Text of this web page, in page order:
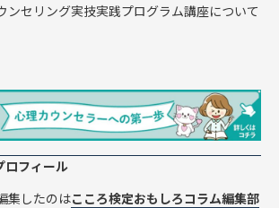
セリング実技実践プログラム講座について
ロフィール
集したのはこころ検定おもしろコラム編集部